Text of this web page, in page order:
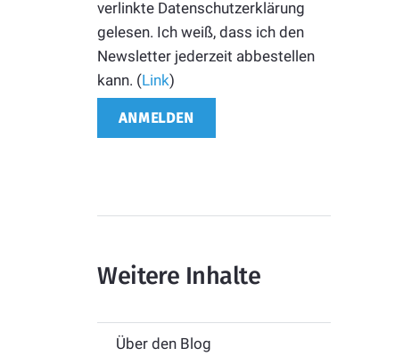
verlinkte Datenschutzerklärung
gelesen. Ich weiß, dass ich den
Newsletter jederzeit abbestellen
kann. (Link)
Weitere Inhalte
Über den Blog